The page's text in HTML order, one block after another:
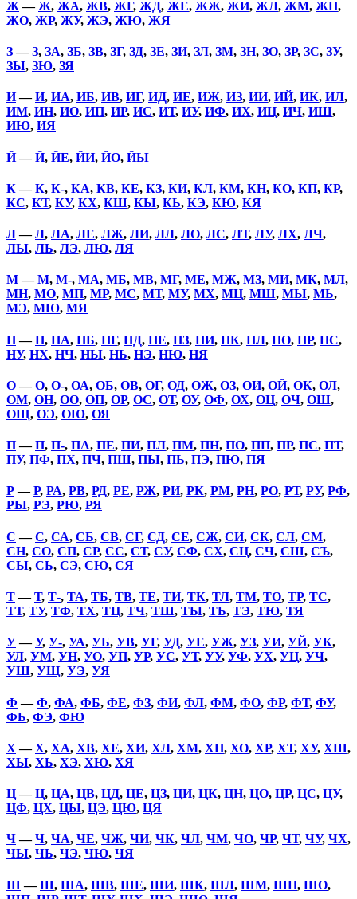
Ж —Ж, ЖА, ЖВ, ЖГ, ЖД, ЖЕ, ЖЖ, ЖИ, ЖЛ, ЖМ, ЖН,
ЖО, ЖР, ЖУ, ЖЭ, ЖЮ, ЖЯ
З—З, ЗА, ЗБ, ЗВ, ЗГ, ЗД, ЗЕ, ЗИ, ЗЛ, ЗМ, ЗН, ЗО, ЗР, ЗС, ЗУ,
ЗЫ, ЗЮ, ЗЯ
И—И, ИА, ИБ, ИВ, ИГ, ИД, ИЕ, ИЖ, ИЗ, ИИ, ИЙ, ИК, ИЛ,
ИМ, ИН, ИО, ИП, ИР, ИС, ИТ, ИУ, ИФ, ИХ, ИЦ, ИЧ, ИШ,
ИЮ, ИЯ
Й—Й, ЙЕ, ЙИ, ЙО, ЙЫ
К—К, К-, КА, КВ, КЕ, КЗ, КИ, КЛ, КМ, КН, КО, КП, КР,
КС, КТ, КУ, КХ, КШ, КЫ, КЬ, КЭ, КЮ, КЯ
Л—Л, ЛА, ЛЕ, ЛЖ, ЛИ, ЛЛ, ЛО, ЛС, ЛТ, ЛУ, ЛХ, ЛЧ,
ЛЫ, ЛЬ, ЛЭ, ЛЮ, ЛЯ
М—М, М-, МА, МБ, МВ, МГ, МЕ, МЖ, МЗ, МИ, МК, МЛ,
МН, МО, МП, МР, МС, МТ, МУ, МХ, МЦ, МШ, МЫ, МЬ,
МЭ, МЮ, МЯ
Н—Н, НА, НБ, НГ, НД, НЕ, НЗ, НИ, НК, НЛ, НО, НР, НС,
НУ, НХ, НЧ, НЫ, НЬ, НЭ, НЮ, НЯ
О—О, О-, ОА, ОБ, ОВ, ОГ, ОД, ОЖ, ОЗ, ОИ, ОЙ, ОК, ОЛ,
ОМ, ОН, ОО, ОП, ОР, ОС, ОТ, ОУ, ОФ, ОХ, ОЦ, ОЧ, ОШ,
ОЩ, ОЭ, ОЮ, ОЯ
П—П, П-, ПА, ПЕ, ПИ, ПЛ, ПМ, ПН, ПО, ПП, ПР, ПС, ПТ,
ПУ, ПФ, ПХ, ПЧ, ПШ, ПЫ, ПЬ, ПЭ, ПЮ, ПЯ
Р—Р, РА, РВ, РД, РЕ, РЖ, РИ, РК, РМ, РН, РО, РТ, РУ, РФ,
РЫ, РЭ, РЮ, РЯ
С —С, СА, СБ, СВ, СГ, СД, СЕ, СЖ, СИ, СК, СЛ, СМ,
СН, СО, СП, СР, СС, СТ, СУ, СФ, СХ, СЦ, СЧ, СШ, СЪ,
СЫ, СЬ, СЭ, СЮ, СЯ
Т—Т, Т-, ТА, ТБ, ТВ, ТЕ, ТИ, ТК, ТЛ, ТМ, ТО, ТР, ТС,
ТТ, ТУ, ТФ, ТХ, ТЦ, ТЧ, ТШ, ТЫ, ТЬ, ТЭ, ТЮ, ТЯ
У—У, У-, УА, УБ, УВ, УГ, УД, УЕ, УЖ, УЗ, УИ, УЙ, УК,
УЛ, УМ, УН, УО, УП, УР, УС, УТ, УУ, УФ, УХ, УЦ, УЧ,
УШ, УЩ, УЭ, УЯ
Ф —Ф, ФА, ФБ, ФЕ, ФЗ, ФИ, ФЛ, ФМ, ФО, ФР, ФТ, ФУ,
ФЬ, ФЭ, ФЮ
Х —Х, ХА, ХВ, ХЕ, ХИ, ХЛ, ХМ, ХН, ХО, ХР, ХТ, ХУ, ХШ,
ХЫ, ХЬ, ХЭ, ХЮ, ХЯ
Ц—Ц, ЦА, ЦВ, ЦД, ЦЕ, ЦЗ, ЦИ, ЦК, ЦН, ЦО, ЦР, ЦС, ЦУ,
ЦФ, ЦХ, ЦЫ, ЦЭ, ЦЮ, ЦЯ
Ч—Ч, ЧА, ЧЕ, ЧЖ, ЧИ, ЧК, ЧЛ, ЧМ, ЧО, ЧР, ЧТ, ЧУ, ЧХ,
ЧЫ, ЧЬ, ЧЭ, ЧЮ, ЧЯ
Ш—Ш, ША, ШВ, ШЕ, ШИ, ШК, ШЛ, ШМ, ШН, ШО,